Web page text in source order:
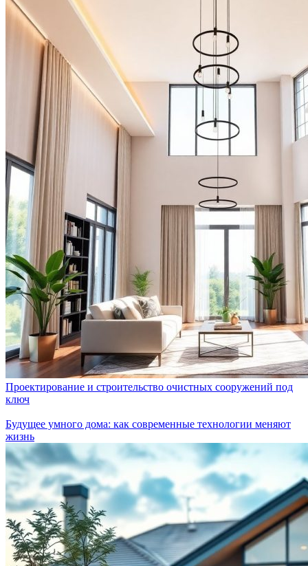
Проектирование и строительство очистных сооружений под
ключ
Будущее умного дома: как современные технологии меняют
жизнь